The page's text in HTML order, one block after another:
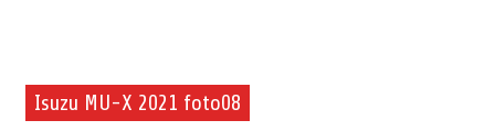
Isuzu MU-X 2021 foto08